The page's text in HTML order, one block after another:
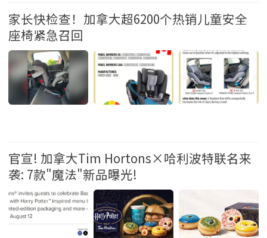
家长快检查！加拿大超6200个热销儿童安全
座椅紧急召回
官宣! 加拿大Tim Hortons×哈利波特联名来
袭: 7款"魔法"新品曝光!